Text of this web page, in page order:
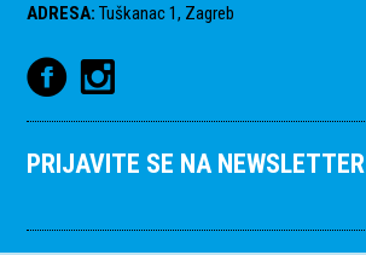
ADRESA: Tuškanac 1, Zagreb
PRIJAVITE SE NA NEWSLETTER